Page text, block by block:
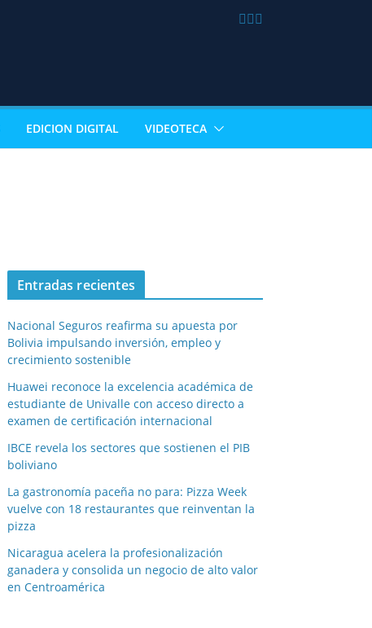
EDICION DIGITAL VIDEOTECA
Entradas recientes
Nacional Seguros reafirma su apuesta por
Bolivia impulsando inversión, empleo y
crecimiento sostenible
Huawei reconoce la excelencia académica de
estudiante de Univalle con acceso directo a
examen de certificación internacional
IBCE revela los sectores que sostienen el PIB
boliviano
La gastronomía paceña no para: Pizza Week
vuelve con 18 restaurantes que reinventan la
pizza
Nicaragua acelera la profesionalización
ganadera y consolida un negocio de alto valor
en Centroamérica